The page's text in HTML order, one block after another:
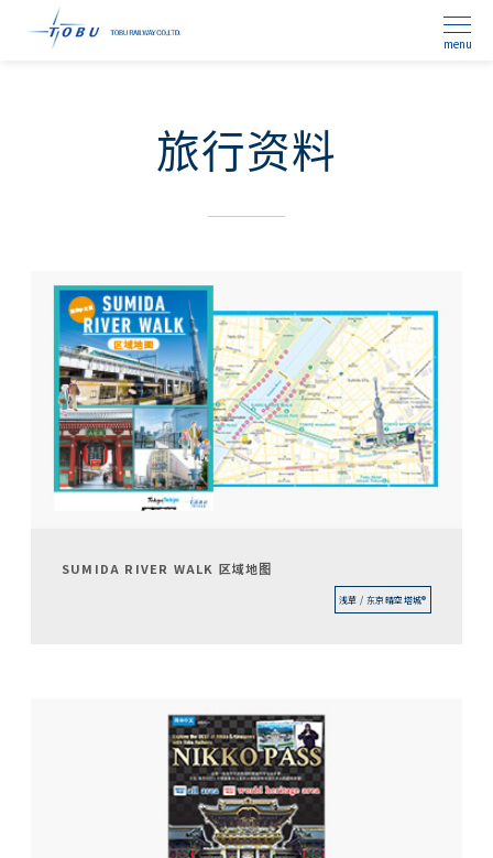
menu
旅行资料
SUMIDA RIVER WALK 区域地图
浅草 / 东京晴空塔城®